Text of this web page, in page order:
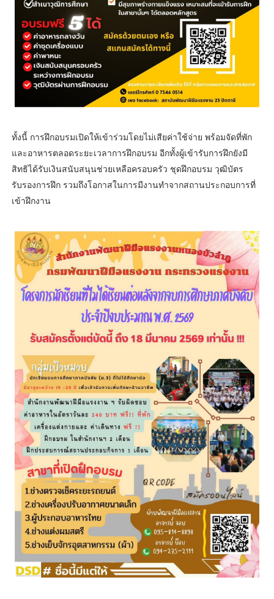
ทั้งนี้ การฝึกอบรมเปิดให้เข้าร่วมโดยไม่เสียค่าใช้จ่าย พร้อมจัดที่พัก
และอาหารตลอดระยะเวลาการฝึกอบรม อีกทั้งผู้เข้ารับการฝึกยังมี
สิทธิได้รับเงินสนับสนุนช่วยเหลือครอบครัว ชุดฝึกอบรม วุฒิบัตร
รับรองการฝึก รวมถึงโอกาสในการมีงานทำจากสถานประกอบการที่
เข้าฝึกงาน